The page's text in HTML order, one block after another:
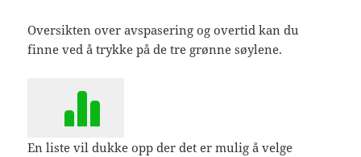
Oversikten over avspasering og overtid kan du
finne ved å trykke på de tre grønne søylene.
En liste vil dukke opp der det er mulig å velge